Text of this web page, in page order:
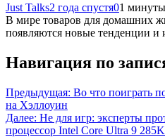
Just Talks2 года спустя01 минуты
В мире товаров для домашних
появляются новые тенденции
Навигация по
Предыдущая: Во что поиграть
на Хэллоуин
Далее: Не для игр: эксперты
процессор Intel Core Ultra 9 285K